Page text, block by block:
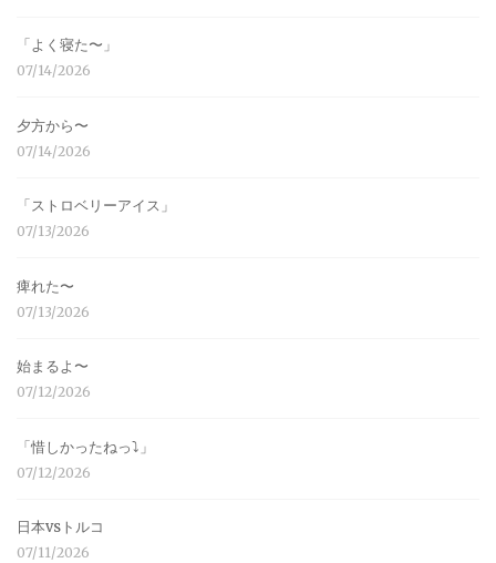
「よく寝た〜」
07/14/2026
夕方から〜
07/14/2026
「ストロベリーアイス」
07/13/2026
痺れた〜
07/13/2026
始まるよ〜
07/12/2026
「惜しかったねっ⤵︎」
07/12/2026
日本vsトルコ
07/11/2026